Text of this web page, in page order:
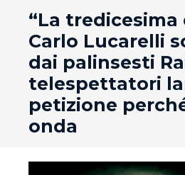
“La tredicesima
Carlo Lucarelli
dai palinsesti
telespettatori
petizione
onda